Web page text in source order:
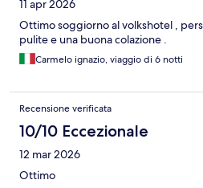
11 apr 2026
Ottimo soggiorno al volkshotel ,
pulite e una buona colazione .
Carmelo ignazio, viaggio di 6 notti
Recensione verificata
10/10 Eccezionale
12 mar 2026
Ottimo